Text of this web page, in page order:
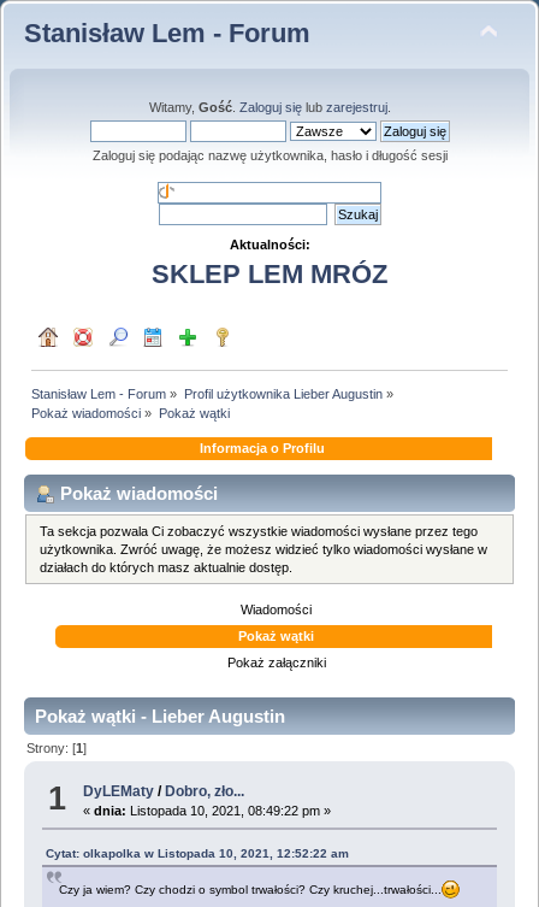
Stanisław Lem - Forum
Witamy, Gość. Zaloguj sięlub zarejestruj.
Zaloguj się podając nazwę użytkownika, hasło i długość sesji
Aktualności:
SKLEP LEM MRÓZ
Stanisław Lem - Forum » Profil użytkownika Lieber Augustin»
Pokaż wiadomości » Pokaż wątki
Informacja o Profilu
Pokaż wiadomości
Ta sekcja pozwala Ci zobaczyć wszystkie wiadomości wysłane przez tego
użytkownika. Zwróć uwagę, że możesz widzieć tylko wiadomości wysłane w
działach do których masz aktualnie dostęp.
Wiadomości
Pokaż wątki
Pokaż załączniki
Pokaż wątki - Lieber Augustin
Strony: [1]
1 DyLEMaty / Dobro, zło...
«dnia: Listopada 10, 2021, 08:49:22 pm »
Cytat: olkapolka w Listopada 10, 2021, 12:52:22 am
Czy ja wiem? Czy chodzi o symbol trwałości? Czy kruchej...trwałości...